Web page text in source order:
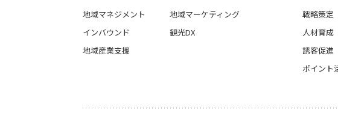
地域マネジメント
インバウンド
地域産業支援
地域マーケティング
観光DX
戦略策定
人材育成
誘客促進
ポイント